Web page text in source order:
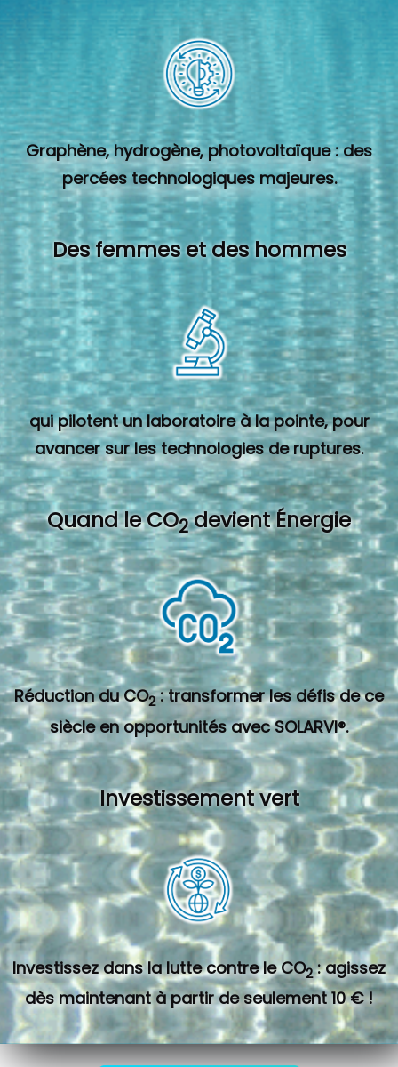
Graphène, hydrogène, photovoltaïque : des
percées technologiques majeures.
Des femmes et des hommes
qui pilotent un laboratoire à la pointe, pour
avancer sur les technologies de ruptures.
Quand le CO2devient Énergie
Réduction du CO2 : transformer les défis de ce
siècle en opportunités avec SOLARVI®.
Investissement vert
Investissez dans la lutte contre le CO2 : agissez
dès maintenant à partir de seulement 10 € !